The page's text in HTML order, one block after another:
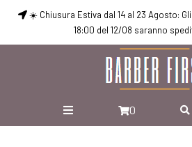
☀️ Chiusura Estiva dal 14 al 23 Agosto:
18:00 del 12/08 saranno
0